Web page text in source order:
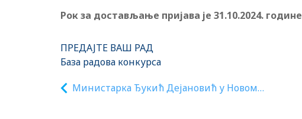
Рок за достављање пријава је 31.10.2024. године
ПРЕДАЈТЕ ВАШ РАД
База радова конкурса
Министарка Ђукић Дејановић у Новом